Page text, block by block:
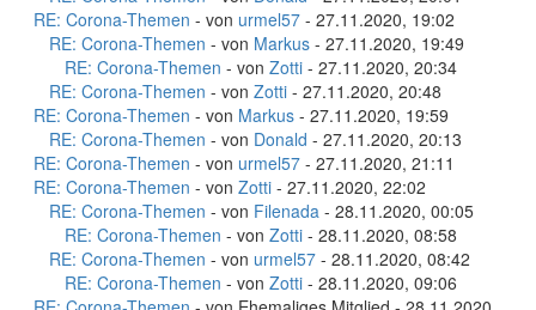
RE: Corona-Themen - von urmel57 - 27.11.2020, 19:02
RE: Corona-Themen - von Markus - 27.11.2020, 19:49
RE: Corona-Themen - von Zotti - 27.11.2020, 20:34
RE: Corona-Themen - von Zotti - 27.11.2020, 20:48
RE: Corona-Themen - von Markus - 27.11.2020, 19:59
RE: Corona-Themen - von Donald - 27.11.2020, 20:13
RE: Corona-Themen - von urmel57 - 27.11.2020, 21:11
RE: Corona-Themen - von Zotti - 27.11.2020, 22:02
RE: Corona-Themen - von Filenada - 28.11.2020, 00:05
RE: Corona-Themen - von Zotti - 28.11.2020, 08:58
RE: Corona-Themen - von urmel57 - 28.11.2020, 08:42
RE: Corona-Themen - von Zotti - 28.11.2020, 09:06